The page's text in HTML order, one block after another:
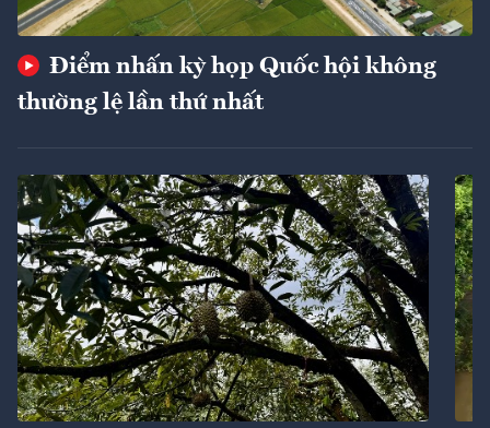
Điểm nhấn kỳ họp Quốc hội không
thường lệ lần thứ nhất